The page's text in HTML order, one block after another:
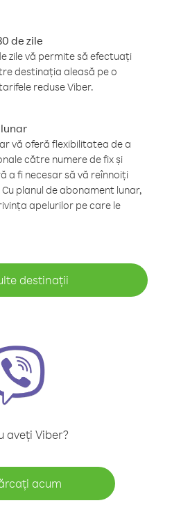
de zile
zile vă permite să efectuați
destinația aleasă pe o
reduse Viber.
vă oferă flexibilitatea de a
către numere de fix și
a fi necesar să vă reînnoiți
planul de abonament lunar,
apelurilor pe care le
destinații
aveți Viber?
acum